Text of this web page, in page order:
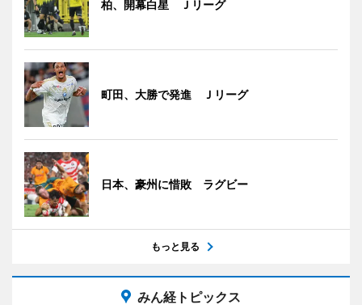
柏、開幕白星 Ｊリーグ
町田、大勝で発進 Ｊリーグ
日本、豪州に惜敗 ラグビー
もっと見る
みん経トピックス